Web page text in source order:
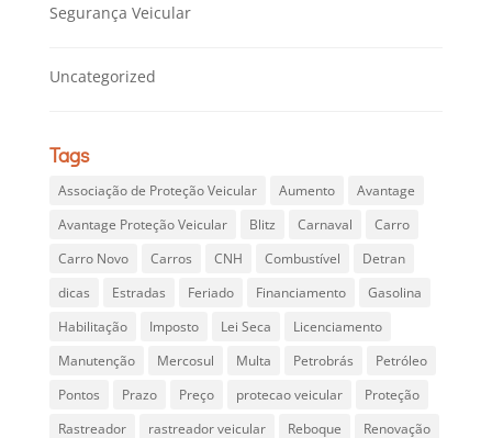
Segurança Veicular
Uncategorized
Tags
Associação de Proteção Veicular Aumento
Avantage
Avantage Proteção Veicular
Blitz Carnaval
Carro
Carro Novo
Carros CNH Combustível
Detran
dicas
Estradas Feriado Financiamento
Gasolina
Habilitação
Imposto Lei Seca
Licenciamento
Manutenção
Mercosul Multa Petrobrás
Petróleo
Pontos
Prazo Preço protecao veicular
Proteção
Rastreador
rastreador veicular Reboque
Renovação